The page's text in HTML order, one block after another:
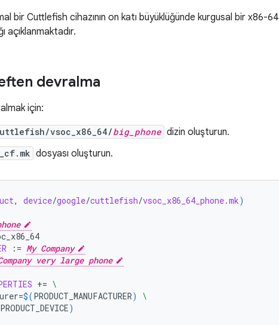
bir Cuttlefish cihazının on katı büyüklüğünde kurgusal bir x86-64
açıklanmaktadır.
devralma
için:
vsoc_x86_64/big_phone dizin oluşturun.
dosyası oluşturun.
, device/google/cuttlefish/vsoc_x86_64_phone.mk)
86
:= My Company
very large phone
+= \
=$(PRODUCT_MANUFACTURER)
\
PRODUCT_DEVICE)